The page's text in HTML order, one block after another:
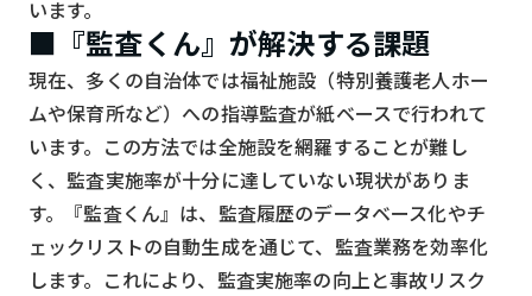
AI
おすすめ
SIM
スマホ
リセット
検索する
います。
■『監査くん』が解決する課題
現在、多くの自治体では福祉施設（特別養護老人ホー
ムや保育所など）への指導監査が紙ベースで行われて
います。この方法では全施設を網羅することが難し
く、監査実施率が十分に達していない現状がありま
す。『監査くん』は、監査履歴のデータベース化やチ
ェックリストの自動生成を通じて、監査業務を効率化
します。これにより、監査実施率の向上と事故リスク